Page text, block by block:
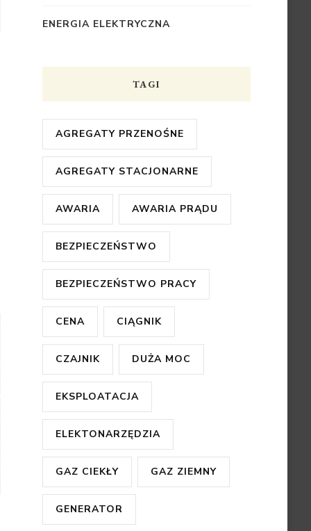
ENERGIA ELEKTRYCZNA
TAGI
AGREGATY PRZENOŚNE
AGREGATY STACJONARNE
AWARIA AWARIA PRĄDU
BEZPIECZEŃSTWO
BEZPIECZEŃSTWO PRACY
CENA CIĄGNIK
CZAJNIK DUŻA MOC
EKSPLOATACJA
ELEKTONARZĘDZIA
GAZ CIEKŁY GAZ ZIEMNY
GENERATOR